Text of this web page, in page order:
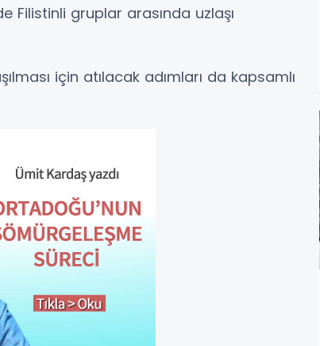
Filistinli gruplar arasında uzlaşı
için atılacak adımları da kapsamlı